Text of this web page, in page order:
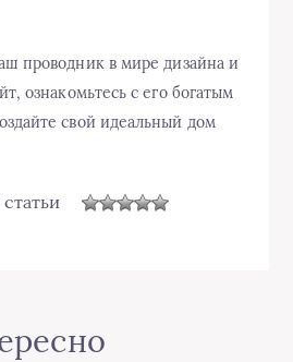
проводник в мире дизайна и
ознакомьтесь с его богатым
свой идеальный дом